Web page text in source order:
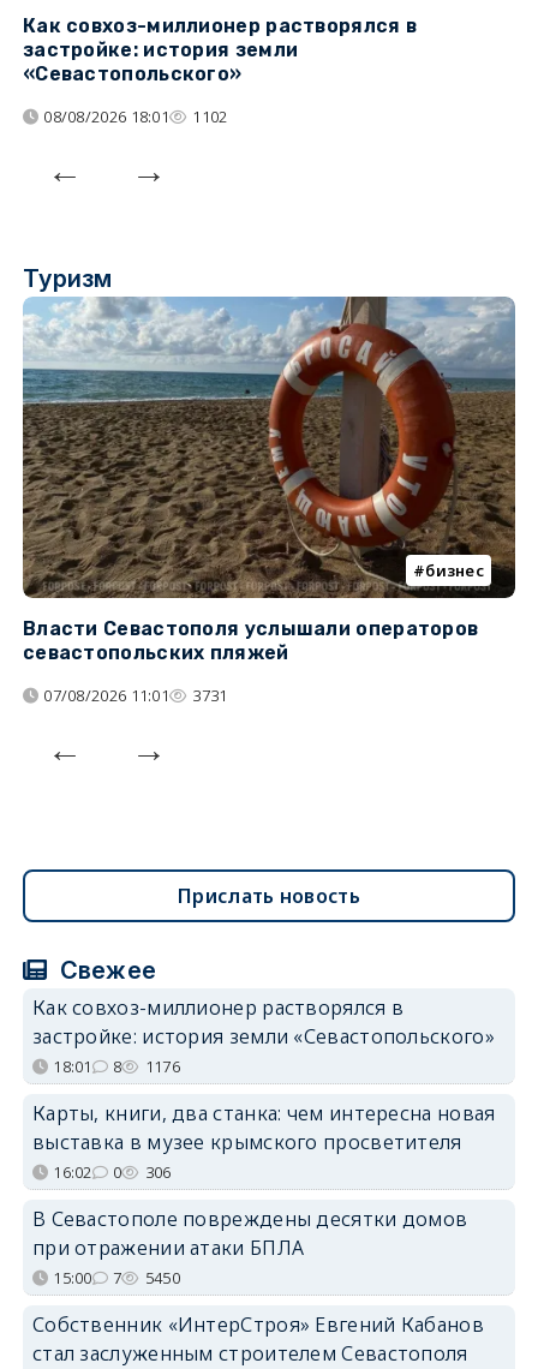
Как совхоз-миллионер растворялся в
застройке: история земли
«Севастопольского»
08/08/2026 18:01 1102
Туризм
бизнес
Власти Севастополя услышали операторов
севастопольских пляжей
07/08/2026 11:01 3731
Прислать новость
Свежее
Как совхоз-миллионер растворялся в
застройке: история земли «Севастопольского»
18:01 8 1176
Карты, книги, два станка: чем интересна новая
выставка в музее крымского просветителя
16:02 0 306
В Севастополе повреждены десятки домов
при отражении атаки БПЛА
15:00 7 5450
Собственник «ИнтерСтроя» Евгений Кабанов
стал заслуженным строителем Севастополя